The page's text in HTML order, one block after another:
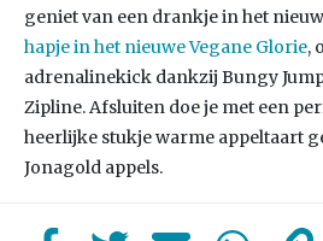
geniet van een drankje in het
hapje in het nieuwe Vegane Glorie,
adrenalinekick dankzij Bungy
Zipline. Afsluiten doe je met een
heerlijke stukje warme appeltaart
Jonagold appels.